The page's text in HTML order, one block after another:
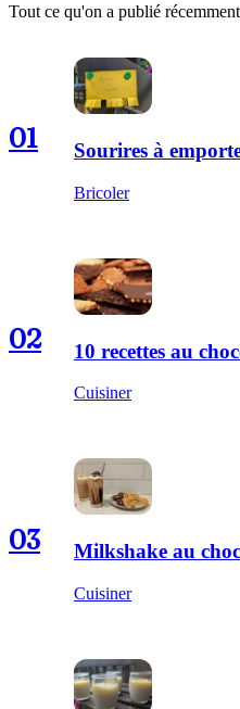
Tout ce qu'on a publié
01 Sourires à
Bricoler
02 10 recettes au
Cuisiner
03 Milkshake au
Cuisiner